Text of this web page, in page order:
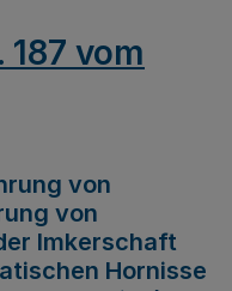
187 vom
von
von
Imkerschaft
Hornisse